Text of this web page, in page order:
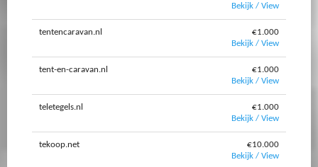
Bekijk / View
tentencaravan.nl
€1.000
Bekijk / View
tent-en-caravan.nl
€1.000
Bekijk / View
teletegels.nl
€1.000
Bekijk / View
tekoop.net
€10.000
Bekijk / View